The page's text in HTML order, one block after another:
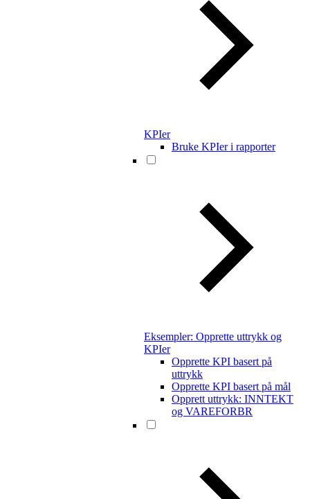
KPIer
Bruke KPIer i rapporter
Eksempler: Opprette uttrykk og
KPIer
Opprette KPI basert på
uttrykk
Opprette KPI basert på mål
Opprett uttrykk: INNTEKT
og VAREFORBR